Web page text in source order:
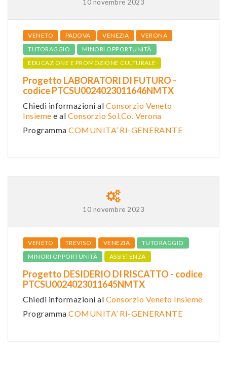
10 novembre 2023
VENETO PADOVA VENEZIA
VERONA
TUTORAGGIO
MINORI OPPORTUNITÀ
EDUCAZIONE E PROMOZIONE CULTURALE
Progetto LABORATORI DI FUTURO -
codice PTCSU0024023011646NMTX
Chiedi informazioni al Consorzio Veneto
Insieme e al Consorzio Sol.Co. Verona
Programma COMUNITA’ RI-GENERANTE
10 novembre 2023
VENETO TREVISO VENEZIA
TUTORAGGIO
MINORI OPPORTUNITÀ
ASSISTENZA
Progetto DESIDERIO DI RISCATTO - codice
PTCSU0024023011645NMTX
Chiedi informazioni al Consorzio Veneto Insieme
Programma COMUNITA’ RI-GENERANTE